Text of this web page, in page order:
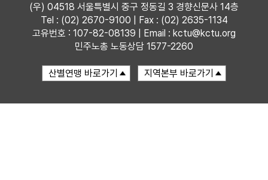
(우) 04518 서울특별시 중구 정동길 3 경향신문사 14층
Tel : (02) 2670-9100 | Fax : (02) 2635-1134
고유번호 : 107-82-08139 | Email : kctu@kctu.org
민주노총 노동상담 1577-2260